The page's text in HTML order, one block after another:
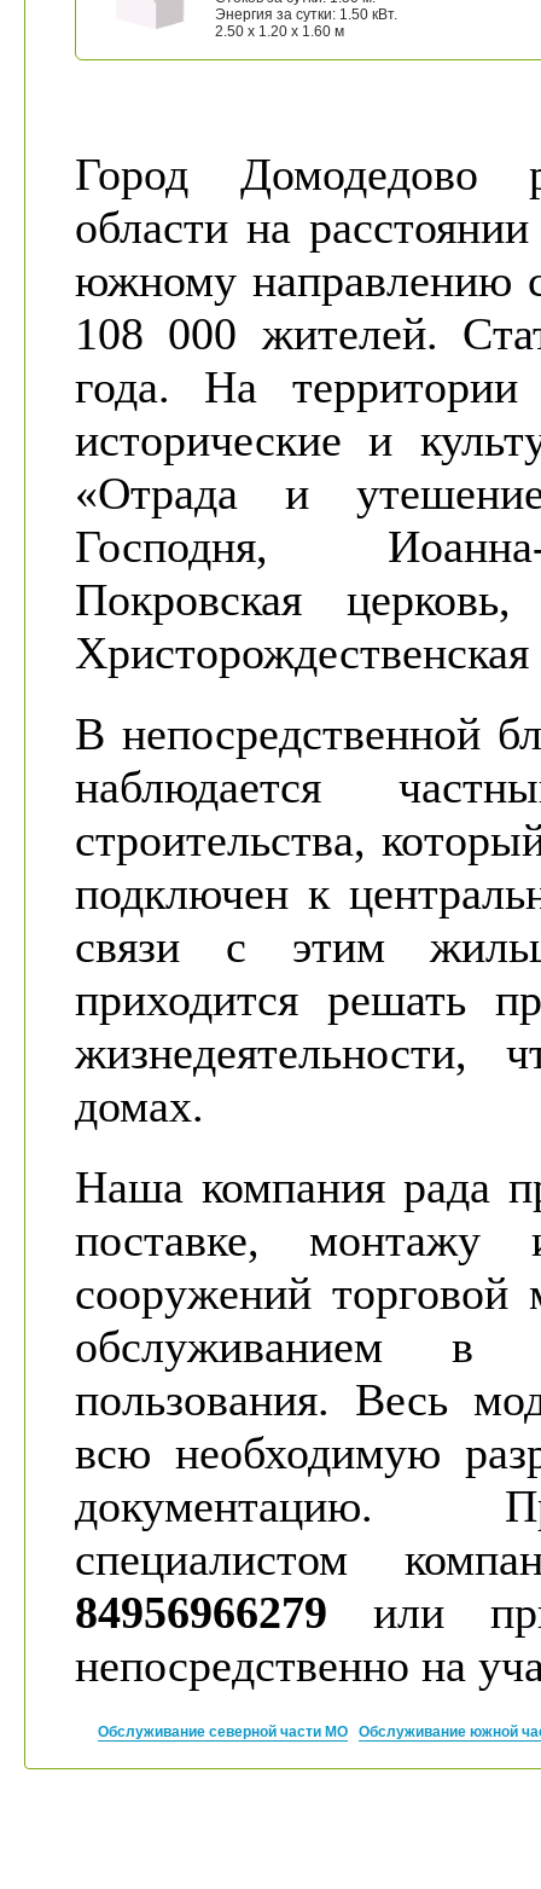
Энергия за сутки: 1.50 кВт.
2.50 x 1.20 x 1.60 м
Город Домодедово
области на
южному направлению
108 000 жителей.
года. На территории
исторические и
«Отрада и
Господня,
Покровская
В непосредственной
наблюдается
строительства,
подключен к
связи с этим
приходится решать
домах.
Наша компания рада
поставке, монтажу
сооружений
обслуживанием в
пользования. Весь
всю необходимую
документацию.
специалистом
84956966279 или
непосредственно на
Обслуживание северной части МО Обслуживание южной